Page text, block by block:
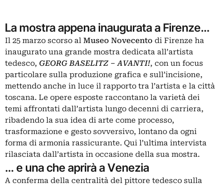
La mostra appena inaugurata a Firenze…
Il 25 marzo scorso al Museo Novecento di Firenze ha
inaugurato una grande mostra dedicata all’artista
tedesco, GEORG BASELITZ – AVANTI!, con un focus
particolare sulla produzione grafica e sull’incisione,
mettendo anche in luce il rapporto tra l’artista e la città
toscana. Le opere esposte raccontano la varietà dei
temi affrontati dall’artista lungo decenni di carriera,
ribadendo la sua idea di arte come processo,
trasformazione e gesto sovversivo, lontano da ogni
forma di armonia rassicurante. Qui l’ultima intervista
rilasciata dall’artista in occasione della sua mostra.
… e una che aprirà a Venezia
A conferma della centralità del pittore tedesco sulla